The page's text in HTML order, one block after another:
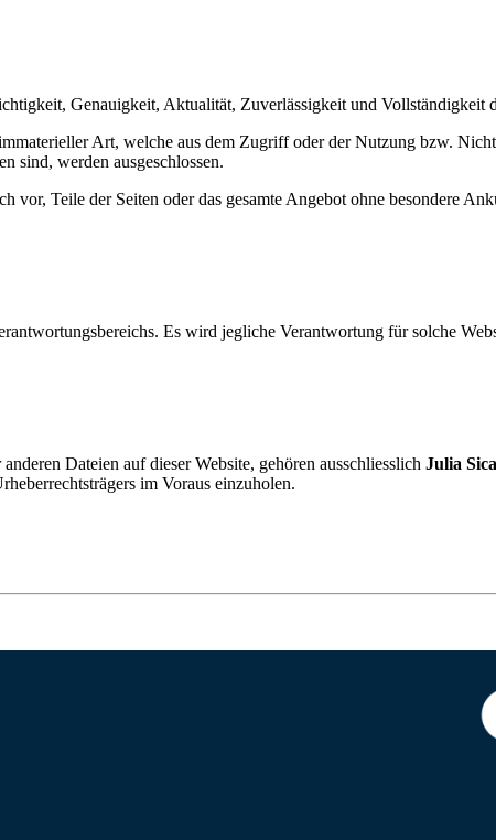
Genauigkeit, Aktualität, Zuverlässigkeit und Vollständigkeit
Art, welche aus dem Zugriff oder der Nutzung bzw.
sind, werden ausgeschlossen.
Teile der Seiten oder das gesamte Angebot ohne besondere
Es wird jegliche Verantwortung für solche
Dateien auf dieser Website, gehören ausschliesslich Julia
im Voraus einzuholen.